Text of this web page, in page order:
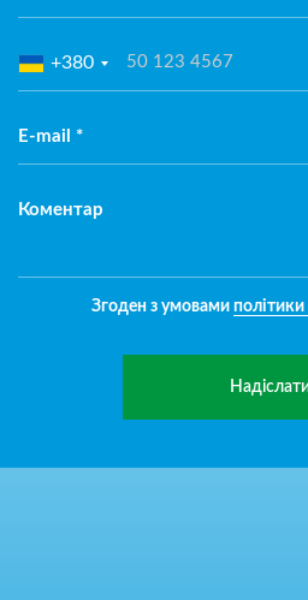
+380
E-mail *
Коментар
Згоден з умовами політики